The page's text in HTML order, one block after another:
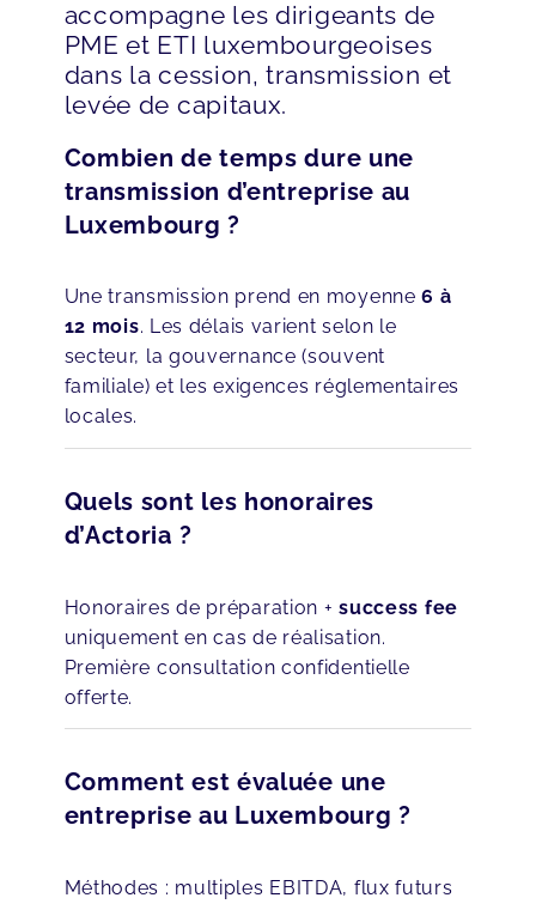
accompagne les dirigeants de
PME et ETI luxembourgeoises
dans la cession, transmission et
levée de capitaux.
Combien de temps dure une
transmission d’entreprise au
Luxembourg ?
Une transmission prend en moyenne6 à
12 mois. Les délais varient selon le
secteur, la gouvernance (souvent
familiale) et les exigences réglementaires
locales.
Quels sont les honoraires
d’Actoria ?
Honoraires de préparation +success fee
uniquement en cas de réalisation.
Première consultation confidentielle
offerte.
Comment est évaluée une
entreprise au Luxembourg ?
Méthodes : multiples EBITDA, flux futurs